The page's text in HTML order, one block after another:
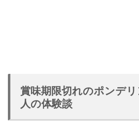
賞味期限切れのポンデ
人の体験談